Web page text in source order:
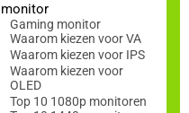
monitor
Gaming monitor
Waarom kiezen voor VA
Waarom kiezen voor IPS
Waarom kiezen voor
OLED
Top 10 1080p monitoren